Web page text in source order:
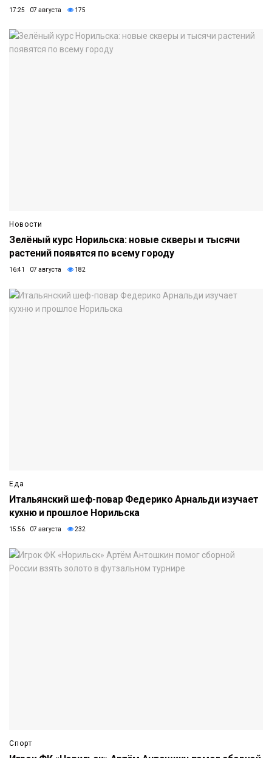
17:25 07 августа 175
Новости
Зелёный курс Норильска: новые скверы и тысячи
растений появятся по всему городу
16:41 07 августа 182
Еда
Итальянский шеф-повар Федерико Арнальди изучает
кухню и прошлое Норильска
15:56 07 августа 232
Спорт